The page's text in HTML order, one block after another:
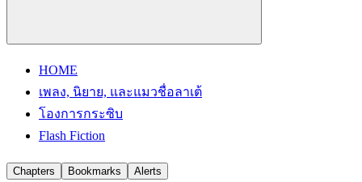
HOME
เพลง, นิยาย, และแมวชื่อลาเต้
โองการกระซิบ
Flash Fiction
Chapters Bookmarks Alerts